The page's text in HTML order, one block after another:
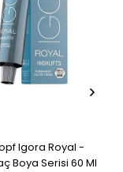
Ml
L'Oreal
Boya Serisi 60